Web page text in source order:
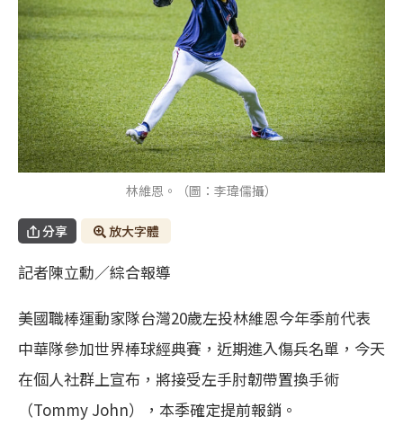
林維恩。（圖：李瑋儒攝）
分享 放大字體
記者陳立勳／綜合報導
美國職棒運動家隊台灣20歲左投林維恩今年季前代表
中華隊參加世界棒球經典賽，近期進入傷兵名單，今天
在個人社群上宣布，將接受左手肘韌帶置換手術
（Tommy John），本季確定提前報銷。